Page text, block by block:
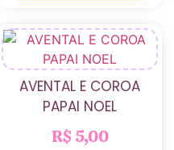
AVENTAL E COROA
PAPAI NOEL
R$ 5,00